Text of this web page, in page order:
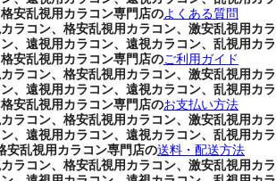
安乱視用カラコン専門店のよくある質問
ラコン、格安乱視用カラコン、激安乱視用カラ
、遠視用カラコン、遠視カラコン、乱視用カラ
安乱視用カラコン専門店のご利用ガイド
ラコン、格安乱視用カラコン、激安乱視用カラ
、遠視用カラコン、遠視カラコン、乱視用カラ
安乱視用カラコン専門店のお支払い方法
ラコン、格安乱視用カラコン、激安乱視用カラ
、遠視用カラコン、遠視カラコン、乱視用カラ
安乱視用カラコン専門店の送料・配送方法
ラコン、格安乱視用カラコン、激安乱視用カラ